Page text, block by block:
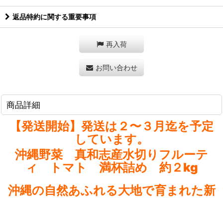
返品特約に関する重要事項
再入荷
お問い合わせ
商品詳細
【発送開始】発送は２〜３月迄を予定
しています。
沖縄野菜 真和志産水切りフルーテ
ィ トマト 満杯詰め 約２kg
沖縄の自然あふれる大地で育まれた新